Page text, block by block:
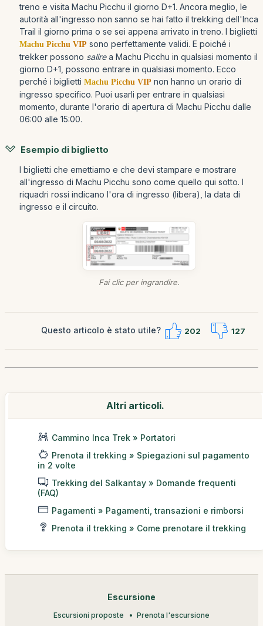
treno e visita Machu Picchu il giorno D+1. Ancora meglio, le
autorità all'ingresso non sanno se hai fatto il trekking dell'Inca
Trail il giorno prima o se sei appena arrivato in treno. I biglietti
Machu Picchu VIP sono perfettamente validi. E poiché i
trekker possono salirea Machu Picchu in qualsiasi momento il
giorno D+1, possono entrare in qualsiasi momento. Ecco
perché i biglietti Machu Picchu VIP non hanno un orario di
ingresso specifico. Puoi usarli per entrare in qualsiasi
momento, durante l'orario di apertura di Machu Picchu dalle
06:00 alle 15:00.
Esempio di biglietto
I biglietti che emettiamo e che devi stampare e mostrare
all'ingresso di Machu Picchu sono come quello qui sotto. I
riquadri rossi indicano l'ora di ingresso (libera), la data di
ingresso e il circuito.
Fai clic per ingrandire.
Questo articolo è stato utile? 202 127
Altri articoli.
Cammino Inca Trek » Portatori
Prenota il trekking » Spiegazioni sul pagamento
in 2 volte
Trekking del Salkantay » Domande frequenti
(FAQ)
Pagamenti » Pagamenti, transazioni e rimborsi
Prenota il trekking » Come prenotare il trekking
Escursione
Escursioni proposte Prenota l'escursione